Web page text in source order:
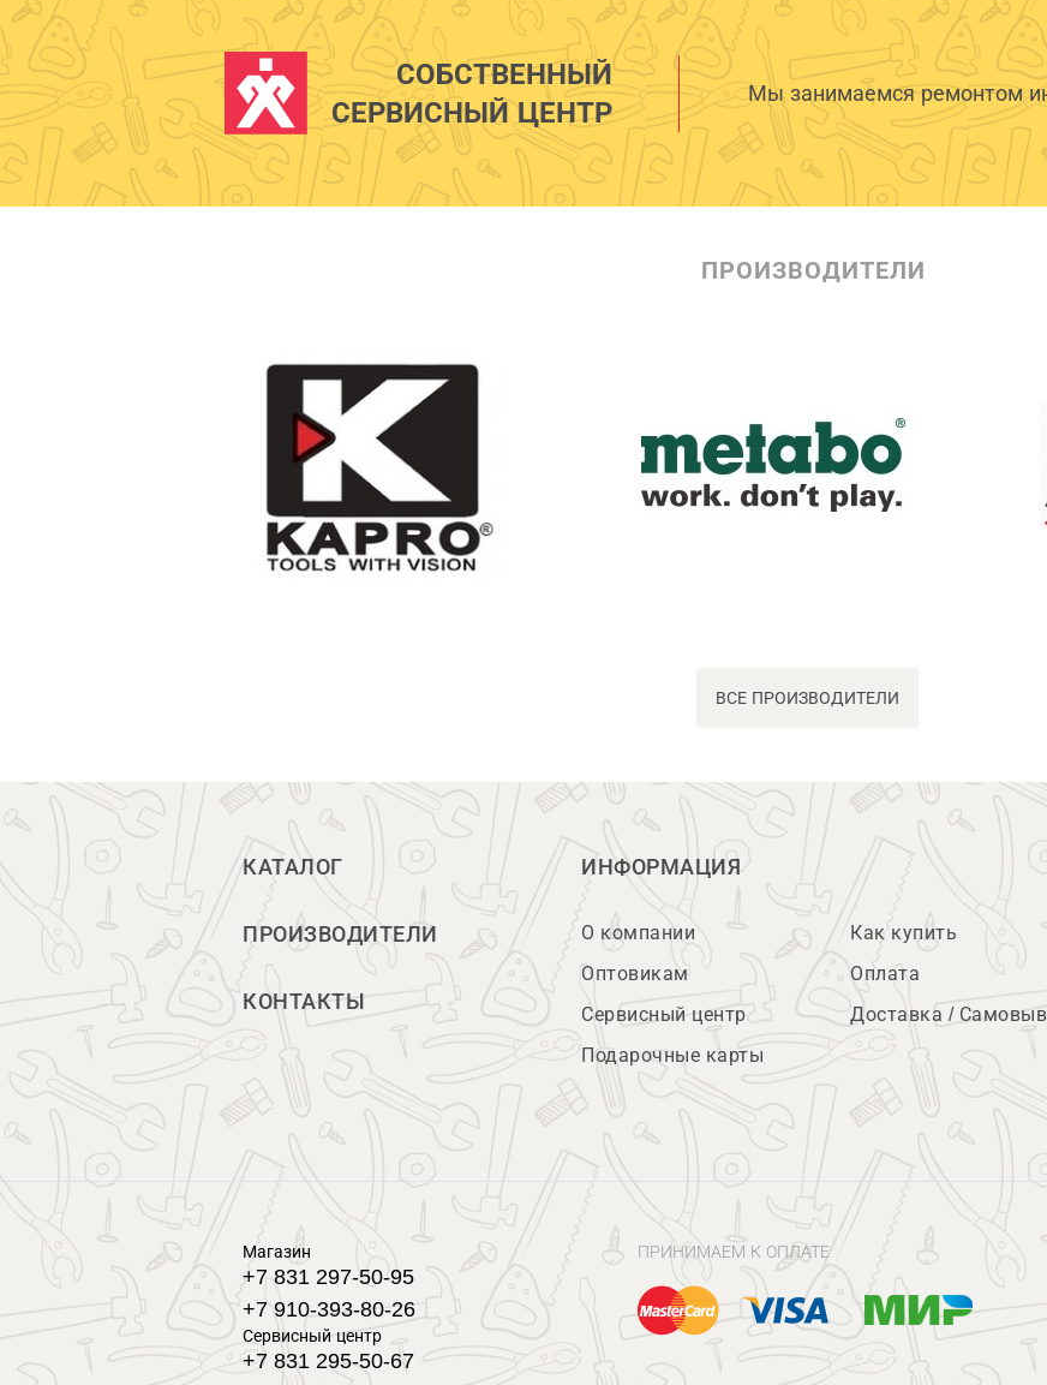
СОБСТВЕННЫЙ
СЕРВИСНЫЙ ЦЕНТР
Мы занимаемся ремонтом
ПРОИЗВОДИТЕЛИ
ВСЕ ПРОИЗВОДИТЕЛИ
КАТАЛОГ
ПРОИЗВОДИТЕЛИ
КОНТАКТЫ
ИНФОРМАЦИЯ
О компании
Оптовикам
Сервисный центр
Подарочные карты
Как купить
Оплата
Доставка /
Магазин
+7 831 297-50-95
+7 910-393-80-26
Сервисный центр
+7 831 295-50-67
ПРИНИМАЕМ К ОПЛАТЕ